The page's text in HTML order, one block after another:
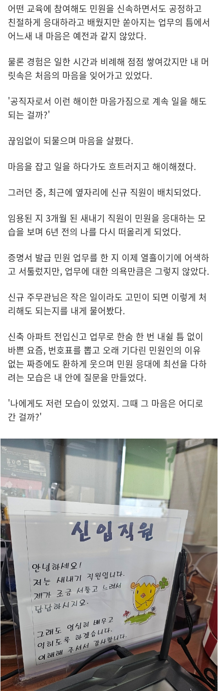
어떤 교육에 참여해도 민원을 신속하면서도 공정하고
친절하게 응대하라고 배웠지만 쏟아지는 업무의 틈에서
어느새 내 마음은 예전과 같지 않았다.
물론 경험은 일한 시간과 비례해 점점 쌓여갔지만 내 머
릿속은 처음의 마음을 잊어가고 있었다.
'공직자로서 이런 해이한 마음가짐으로 계속 일을 해도
되는 걸까?'
끊임없이 되물으며 마음을 살폈다.
마음을 잡고 일을 하다가도 흐트러지고 해이해졌다.
그러던 중, 최근에 옆자리에 신규 직원이 배치되었다.
임용된 지 3개월 된 새내기 직원이 민원을 응대하는 모
습을 보며 6년 전의 나를 다시 떠올리게 되었다.
증명서 발급 민원 업무를 한 지 이제 열흘이기에 어색하
고 서툴렀지만, 업무에 대한 의욕만큼은 그렇지 않았다.
신규 주무관님은 작은 일이라도 고민이 되면 이렇게 처
리해도 되는지를 내게 물어봤다.
신축 아파트 전입신고 업무로 한숨 한 번 내쉴 틈 없이
바쁜 요즘, 번호표를 뽑고 오래 기다린 민원인의 이유
없는 짜증에도 환하게 웃으며 민원 응대에 최선을 다하
려는 모습은 내 안에 질문을 만들었다.
'나에게도 저런 모습이 있었지. 그때 그 마음은 어디로
간 걸까?'